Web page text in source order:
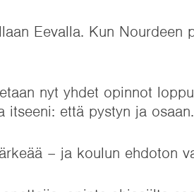
Eevalla. Kun Nourdeen
nyt yhdet opinnot
itseeni: että pystyn ja
– ja koulun ehdoton